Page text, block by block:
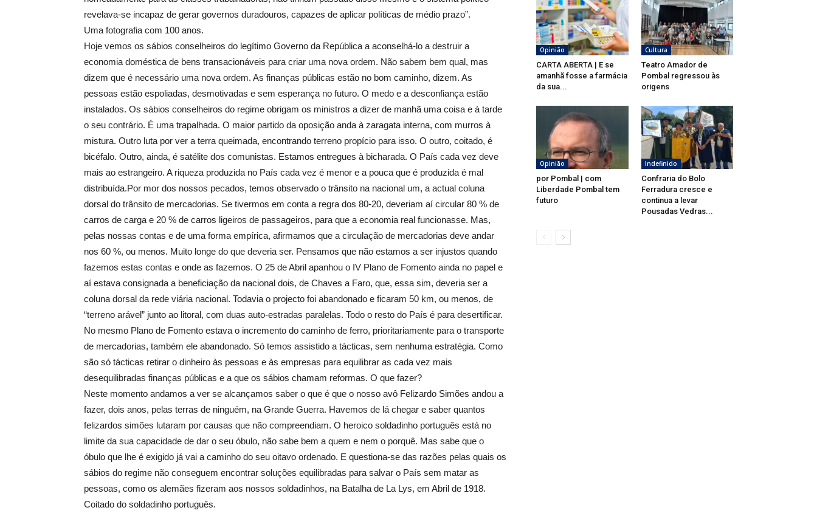
revelava-se incapaz de gerar governos duradouros, capazes de aplicar políticas de médio prazo”.
Uma fotografia com 100 anos.
Hoje vemos os sábios conselheiros do legítimo Governo da República a aconselhá-lo a destruir a
economia doméstica de bens transacionáveis para criar uma nova ordem. Não sabem bem qual, mas
dizem que é necessário uma nova ordem. As finanças públicas estão no bom caminho, dizem. As
pessoas estão espoliadas, desmotivadas e sem esperança no futuro. O medo e a desconfiança estão
instalados. Os sábios conselheiros do regime obrigam os ministros a dizer de manhã uma coisa e à tarde
o seu contrário. É uma trapalhada. O maior partido da oposição anda à zaragata interna, com murros à
mistura. Outro luta por ver a terra queimada, encontrando terreno propício para isso. O outro, coitado, é
bicéfalo. Outro, ainda, é satélite dos comunistas. Estamos entregues à bicharada. O País cada vez deve
mais ao estrangeiro. A riqueza produzida no País cada vez é menor e a pouca que é produzida é mal
distribuída.Por mor dos nossos pecados, temos observado o trânsito na nacional um, a actual coluna
dorsal do trânsito de mercadorias. Se tivermos em conta a regra dos 80-20, deveriam aí circular 80 % de
carros de carga e 20 % de carros ligeiros de passageiros, para que a economia real funcionasse. Mas,
pelas nossas contas e de uma forma empírica, afirmamos que a circulação de mercadorias deve andar
nos 60 %, ou menos. Muito longe do que deveria ser. Pensamos que não estamos a ser injustos quando
fazemos estas contas e onde as fazemos. O 25 de Abril apanhou o IV Plano de Fomento ainda no papel e
aí estava consignada a beneficiação da nacional dois, de Chaves a Faro, que, essa sim, deveria ser a
coluna dorsal da rede viária nacional. Todavia o projecto foi abandonado e ficaram 50 km, ou menos, de
“terreno arável” junto ao litoral, com duas auto-estradas paralelas. Todo o resto do País é para desertificar.
No mesmo Plano de Fomento estava o incremento do caminho de ferro, prioritariamente para o transporte
de mercadorias, também ele abandonado. Só temos assistido a tácticas, sem nenhuma estratégia. Como
são só tácticas retirar o dinheiro às pessoas e às empresas para equilibrar as cada vez mais
desequilibradas finanças públicas e a que os sábios chamam reformas. O que fazer?
Neste momento andamos a ver se alcançamos saber o que é que o nosso avô Felizardo Simões andou a
fazer, dois anos, pelas terras de ninguém, na Grande Guerra. Havemos de lá chegar e saber quantos
felizardos simões lutaram por causas que não compreendiam. O heroico soldadinho português está no
limite da sua capacidade de dar o seu óbulo, não sabe bem a quem e nem o porquê. Mas sabe que o
óbulo que lhe é exigido já vai a caminho do seu oitavo ordenado. E questiona-se das razões pelas quais os
sábios do regime não conseguem encontrar soluções equilibradas para salvar o País sem matar as
pessoas, como os alemães fizeram aos nossos soldadinhos, na Batalha de La Lys, em Abril de 1918.
Coitado do soldadinho português.
Opinião
CARTA ABERTA | E se
amanhã fosse a farmácia
da sua...
Cultura
Teatro Amador de
Pombal regressou às
origens
Opinião
por Pombal | com
Liberdade Pombal tem
futuro
Indefinido
Confraria do Bolo
Ferradura cresce e
continua a levar
Pousadas Vedras...